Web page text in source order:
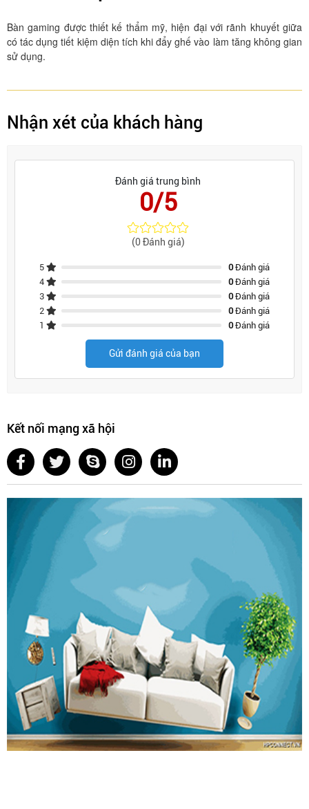
Bàn gaming được thiết kế thẩm mỹ, hiện đại với rãnh khuyết giữa
có tác dụng tiết kiệm diện tích khi đẩy ghế vào làm tăng không gian
sử dụng.
Nhận xét của khách hàng
Đánh giá trung bình
0/5
(0 Đánh giá)
5 0Đánh giá
4
0Đánh giá
3
0Đánh giá
2
0Đánh giá
1
0Đánh giá
Gửi đánh giá của bạn
Kết nối mạng xã hội